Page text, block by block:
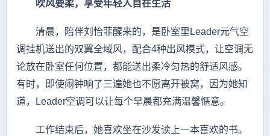
吹风要柔，享受年轻人自在生活
清晨，陪伴刘怡菲醒来的，是卧室里Leader元气空
调挂机送出的双翼全域风，配合4种出风模式，让空调无
论放在卧室任何位置，都能送出柔冷匀热的舒适风感。
有时，即使闹钟响了三遍她也不愿离开被窝，因为她知
道，Leader空调可以让每个早晨都充满温馨惬意。
工作结束后，她喜欢坐在沙发读上一本喜欢的书。